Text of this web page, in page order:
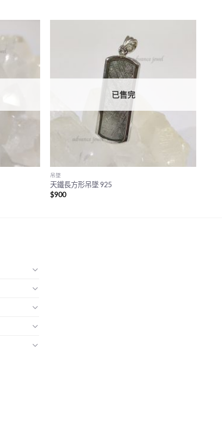
已售完
吊墜
天鐵長方形吊墜 925
$900